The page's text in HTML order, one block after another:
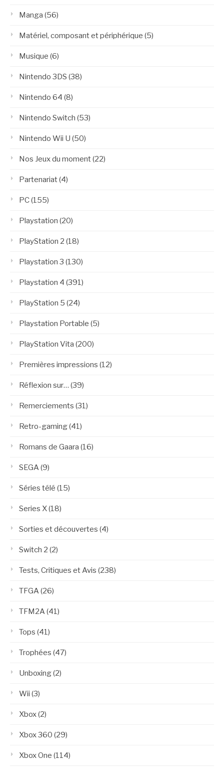
Manga (56)
Matériel, composant et périphérique (5)
Musique (6)
Nintendo 3DS (38)
Nintendo 64 (8)
Nintendo Switch (53)
Nintendo Wii U (50)
Nos Jeux du moment(22)
Partenariat(4)
PC(155)
Playstation (20)
PlayStation 2 (18)
Playstation 3 (130)
Playstation 4 (391)
PlayStation 5 (24)
Playstation Portable (5)
PlayStation Vita (200)
Premières impressions (12)
Réflexion sur… (39)
Remerciements (31)
Retro-gaming(41)
Romans de Gaara (16)
SEGA(9)
Séries télé (15)
Series X(18)
Sorties et découvertes (4)
Switch 2 (2)
Tests, Critiques et Avis (238)
TFGA(26)
TFM2A(41)
Tops (41)
Trophées (47)
Unboxing(2)
Wii (3)
Xbox(2)
Xbox 360 (29)
Xbox One (114)